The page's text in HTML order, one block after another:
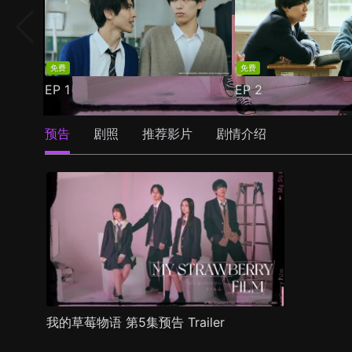
免费
EP 1
免费
EP2
预告 剧照 推荐影片 剧情介绍
我的草莓物语 第5集预告 Trailer